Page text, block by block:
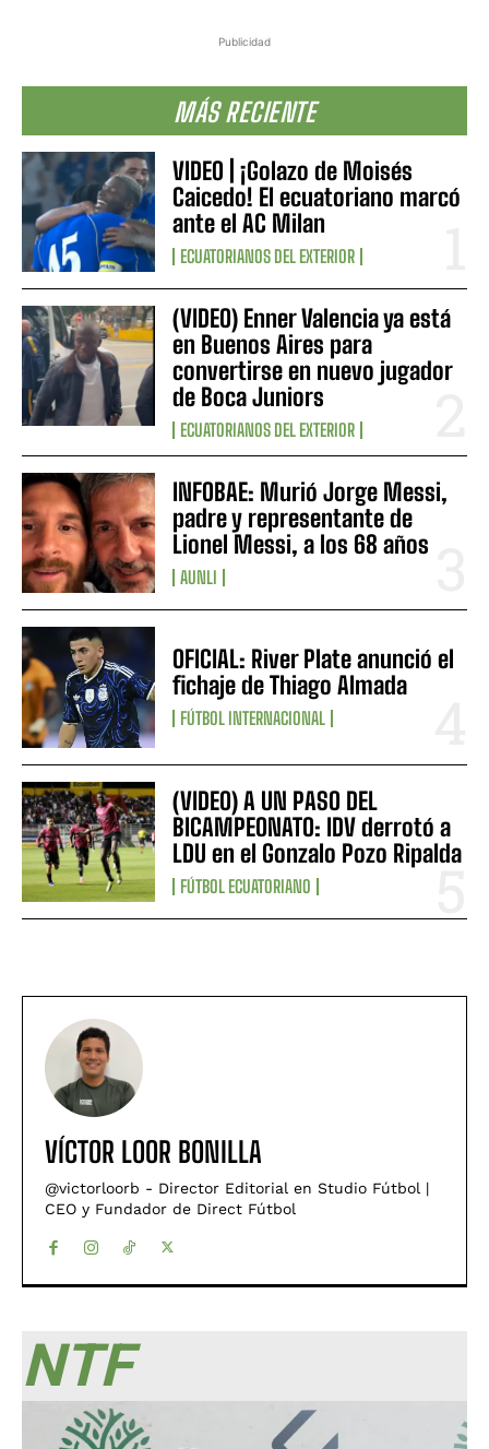
Publicidad
MÁS RECIENTE
VIDEO | ¡Golazo de Moisés
Caicedo! El ecuatoriano marcó
ante el AC Milan
ECUATORIANOS DEL EXTERIOR
(VIDEO) Enner Valencia ya está
en Buenos Aires para
convertirse en nuevo jugador
de Boca Juniors
ECUATORIANOS DEL EXTERIOR
INFOBAE: Murió Jorge Messi,
padre y representante de
Lionel Messi, a los 68 años
AUNLI
OFICIAL: River Plate anunció el
fichaje de Thiago Almada
FÚTBOL INTERNACIONAL
(VIDEO) A UN PASO DEL
BICAMPEONATO: IDV derrotó a
LDU en el Gonzalo Pozo Ripalda
FÚTBOL ECUATORIANO
VÍCTOR LOOR BONILLA
@victorloorb - Director Editorial en Studio Fútbol |
CEO y Fundador de Direct Fútbol
NTF